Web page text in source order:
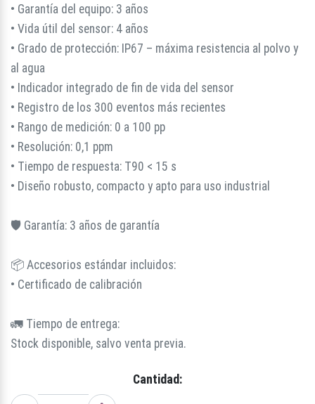
• Garantía del equipo: 3 años
• Vida útil del sensor: 4 años
• Grado de protección: IP67 – máxima resistencia al polvo y
al agua
• Indicador integrado de fin de vida del sensor
• Registro de los 300 eventos más recientes
• Rango de medición: 0 a 100 pp
• Resolución: 0,1 ppm
• Tiempo de respuesta: T90 < 15 s
• Diseño robusto, compacto y apto para uso industrial
🛡️ Garantía: 3 años de garantía
📦 Accesorios estándar incluidos:
• Certificado de calibración
🚛 Tiempo de entrega:
Stock disponible, salvo venta previa.
Cantidad: